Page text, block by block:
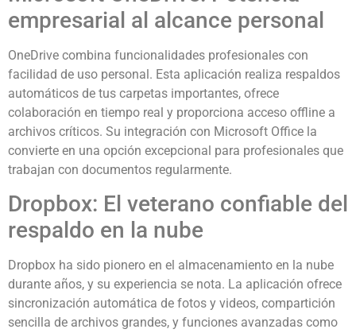
empresarial al alcance personal
OneDrive combina funcionalidades profesionales con
facilidad de uso personal. Esta aplicación realiza respaldos
automáticos de tus carpetas importantes, ofrece
colaboración en tiempo real y proporciona acceso offline a
archivos críticos. Su integración con Microsoft Office la
convierte en una opción excepcional para profesionales que
trabajan con documentos regularmente.
Dropbox: El veterano confiable del
respaldo en la nube
Dropbox ha sido pionero en el almacenamiento en la nube
durante años, y su experiencia se nota. La aplicación ofrece
sincronización automática de fotos y videos, compartición
sencilla de archivos grandes, y funciones avanzadas como